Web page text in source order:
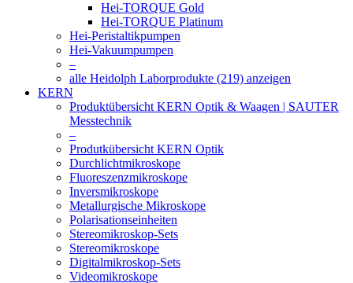
Hei-TORQUE Gold
Hei-TORQUE Platinum
Hei-Peristaltikpumpen
Hei-Vakuumpumpen
–
alle Heidolph Laborprodukte (219) anzeigen
KERN
Produktübersicht KERN Optik & Waagen | SAUTER
Messtechnik
–
Produtkübersicht KERN Optik
Durchlichtmikroskope
Fluoreszenzmikroskope
Inversmikroskope
Metallurgische Mikroskope
Polarisationseinheiten
Stereomikroskop-Sets
Stereomikroskope
Digitalmikroskop-Sets
Videomikroskope